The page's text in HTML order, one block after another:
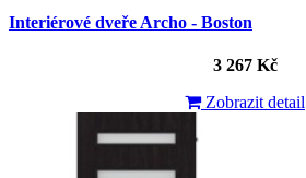
Interiérové dveře Archo - Boston
3 267 Kč
Zobrazit detail